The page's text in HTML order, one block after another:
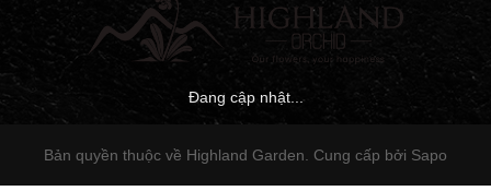
Đang cập nhật...
Bản quyền thuộc về Highland Garden. Cung cấp bởi Sapo